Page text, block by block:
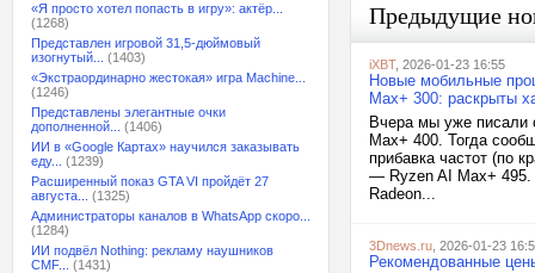
«Я просто хотел попасть в игру»: актёр...
(1268)
Представлен игровой 31,5-дюймовый
изогнутый...
(1403)
«Экстраординарно жестокая» игра Machine...
(1246)
Представлены элегантные очки
дополненной...
(1406)
ИИ в «Google Картах» научился заказывать
еду...
(1239)
Расширенный показ GTA VI пройдёт 27
августа...
(1325)
Администраторы каналов в WhatsApp скоро...
(1284)
ИИ подвёл Nothing: рекламу наушников
CMF...
(1431)
Предыдущие
iXBT, 2026-01-23 16:55
Новые мобильные
Max+ 300: раскрыты
Вчера мы уже писали
Max+ 400. Тогда
прибавка частот (по
— Ryzen AI Max+ 495.
Radeon...
3Dnews.ru , 2026-01-23
Рекомендованные